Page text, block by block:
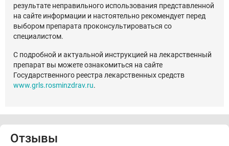
результате неправильного использования представленной
на сайте информации и настоятельно рекомендует перед
выбором препарата проконсультироваться со
специалистом.
С подробной и актуальной инструкцией на лекарственный
препарат вы можете ознакомиться на сайте
Государственного реестра лекарственных средств
www.grls.rosminzdrav.ru.
Отзывы